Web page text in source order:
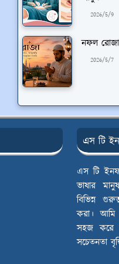
2026/5/9
নফল রোজা
2026/5/7
এস টি
এস টি
ভাষার
বিভিন্ন
করা।
সহজ করে
সচেতনতা